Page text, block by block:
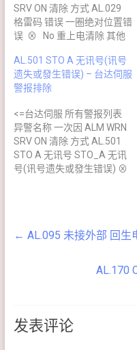
SRV ON 清除 方式 AL.029
格雷码 错误 一圈绝对位置错
误 ⊗ No 重上电清除 其他
圈绝对位置错误 重新上电运
转马达，确认异警是否重现
若仍出现异警，则须更换
自台达电子 ASDA-A2 伺
服驱动器使用手册） －－－
－－－－－－－－－－－－
－－－ 以下为网民贡献
－－－－－－－－－－－－
德，请于迴响加入本篇不足
处，以嘉惠大众 －－－－
AL.501 STO A 无讯号(讯号
遗失或發生错误) – 台达伺服
警报排除
<=台达伺服 所有警报列表
异警名称 一次因 ALM WRN
SRV ON 清除 方式 AL.501
STO A 无讯号 STO_A 无讯
号(讯号遗失或發生错误) ⊗
且差距达 1 秒以上。 请确认
重新断开电 （以上资讯参考
－－－ 以下为网民贡献
－－－－－－－－－－－－
← AL.095 未接外部 回生
AL.170
发表评论